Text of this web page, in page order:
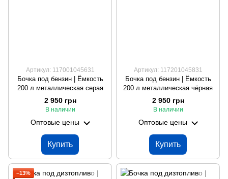
Артикул: 117001045631
Бочка под бензин | Ёмкость
200 л металлическая серая
2 950 грн
В наличии
Оптовые цены
Купить
Артикул: 117201045831
Бочка под бензин | Ёмкость
200 л металлическая чёрная
2 950 грн
В наличии
Оптовые цены
Купить
−13%